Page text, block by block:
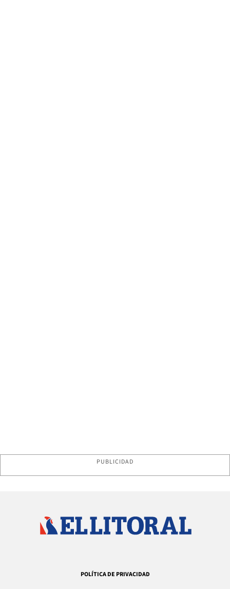
PUBLICIDAD
POLÍTICA DE PRIVACIDAD